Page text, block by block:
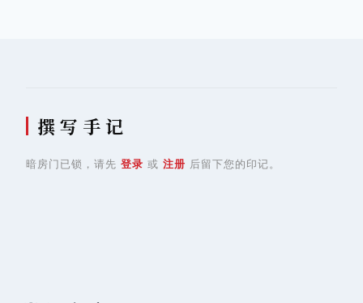
撰 写 手 记
暗房门已锁，请先 登录 或 注册 后留下您的印记。